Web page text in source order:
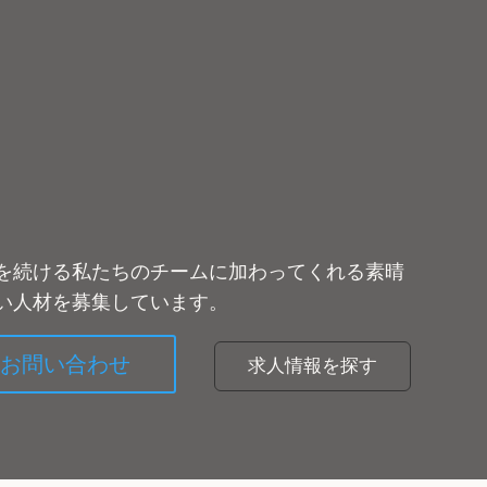
続ける私たちのチームに加わってくれる素晴
人材を募集しています。
お問い合わせ 求人情報を探す